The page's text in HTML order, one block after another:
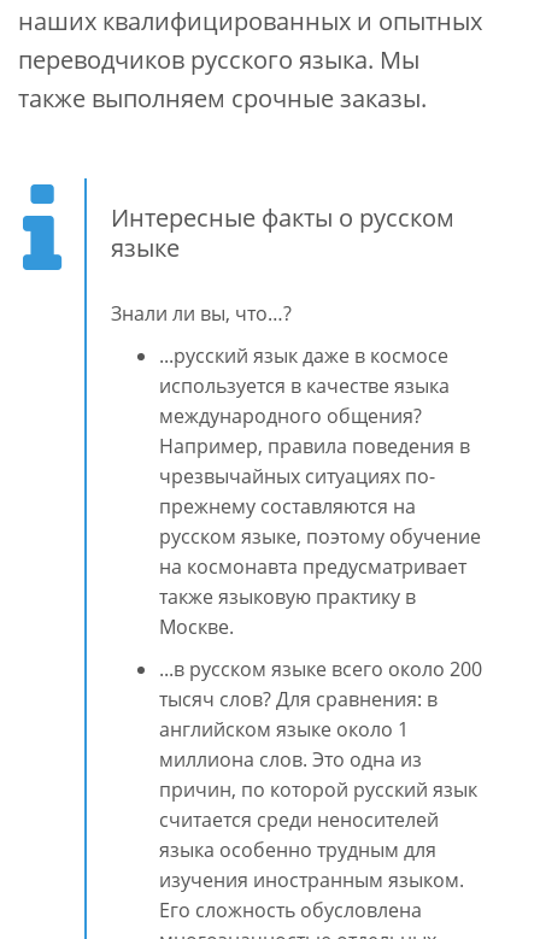
наших квалифицированных и опытных
переводчиков русского языка. Мы
также выполняем срочные заказы.
Интересные факты о русском
языке
Знали ли вы, что…?
...русский язык даже в космосе
используется в качестве языка
международного общения?
Например, правила поведения в
чрезвычайных ситуациях по-
прежнему составляются на
русском языке, поэтому обучение
на космонавта предусматривает
также языковую практику в
Москве.
...в русском языке всего около 200
тысяч слов? Для сравнения: в
английском языке около 1
миллиона слов. Это одна из
причин, по которой русский язык
считается среди неносителей
языка особенно трудным для
изучения иностранным языком.
Его сложность обусловлена